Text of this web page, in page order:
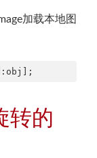
加载本地图
转的